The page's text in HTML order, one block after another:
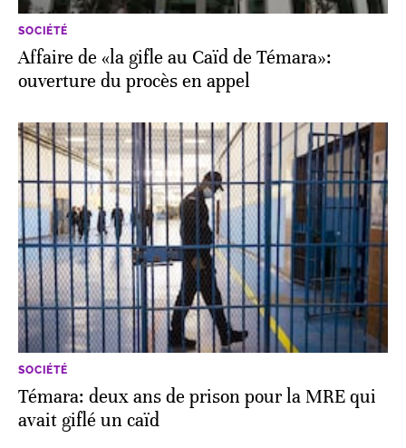
SOCIÉTÉ
Affaire de «la gifle au Caïd de Témara»:
ouverture du procès en appel
SOCIÉTÉ
Témara: deux ans de prison pour la MRE qui
avait giflé un caïd